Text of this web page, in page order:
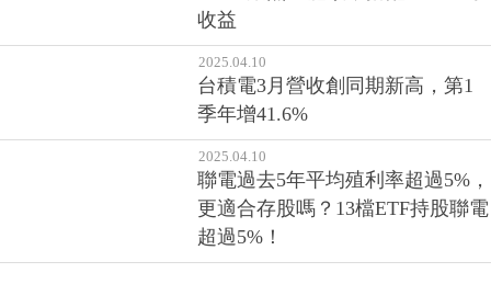
季年增41.6%
2025.04.10
聯電過去5年平均殖利率超過5%，
更適合存股嗎？13檔ETF持股聯電
超過5%！
« 1